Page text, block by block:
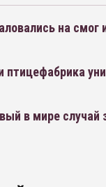
на смог
в мире